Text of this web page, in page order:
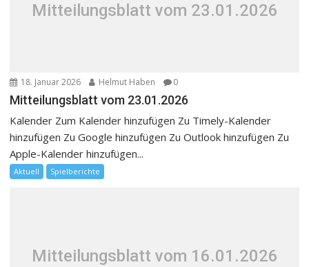
Mitteilungsblatt vom 23.01.2026
18. Januar 2026 Helmut Haben 0
Mitteilungsblatt vom 23.01.2026
Kalender Zum Kalender hinzufügen Zu Timely-Kalender
hinzufügen Zu Google hinzufügen Zu Outlook hinzufügen Zu
Apple-Kalender hinzufügen...
Aktuell Spielberichte
Mitteilungsblatt vom 16.01.2026